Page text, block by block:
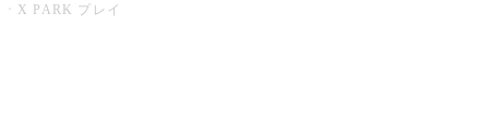
X PARK プレイ